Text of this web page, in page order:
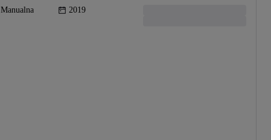
Manualna 2019